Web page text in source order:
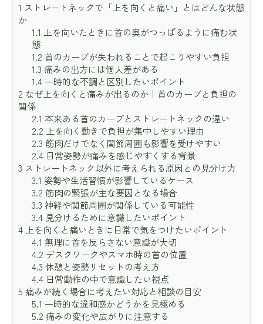
1 ストレートネックで「上を向くと痛い」とはどんな状態
か
1.1 上を向いたときに首の奥がつっぱるように痛む状
態
1.2 首のカーブが失われることで起こりやすい負担
1.3 痛みの出方には個人差がある
1.4一時的な不調と区別したいポイント
2 なぜ上を向くと痛みが出るのか｜首のカーブと負担の
関係
2.1 本来ある首のカーブとストレートネックの違い
2.2 上を向く動きで負担が集中しやすい理由
2.3 筋肉だけでなく関節周囲も影響を受けやすい
2.4日常姿勢が痛みを感じやすくする背景
3 ストレートネック以外に考えられる原因との見分け方
3.1 姿勢や生活習慣が影響しているケース
3.2 筋肉の緊張が主な要因となる場合
3.3 神経や関節周囲が関係している可能性
3.4見分けるために意識したいポイント
4 上を向くと痛いときに日常で気をつけたいポイント
4.1 無理に首を反らさない意識が大切
4.2 デスクワークやスマホ時の首の位置
4.3 休憩と姿勢リセットの考え方
4.4日常動作の中で意識したい視点
5 痛みが続く場合に考えたい対応と相談の目安
5.1 一時的な違和感かどうかを見極める
5.2 痛みの変化や広がりに注意する